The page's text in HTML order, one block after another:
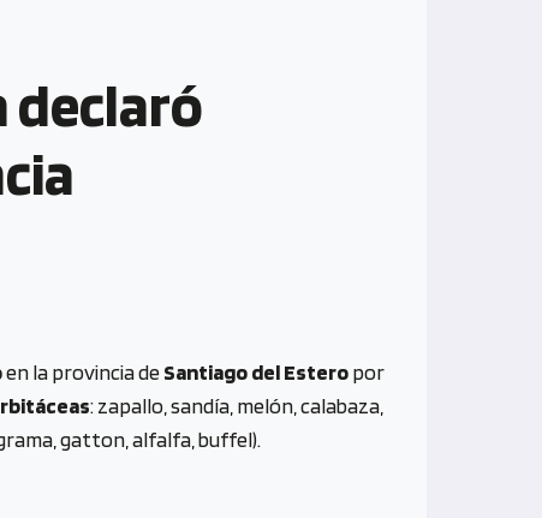
declaró
en la provincia deSantiago del Esteropor
: zapallo, sandía, melón, calabaza,
gatton, alfalfa, buffel).